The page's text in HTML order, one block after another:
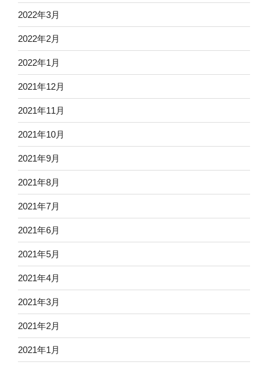
2022年3月
2022年2月
2022年1月
2021年12月
2021年11月
2021年10月
2021年9月
2021年8月
2021年7月
2021年6月
2021年5月
2021年4月
2021年3月
2021年2月
2021年1月